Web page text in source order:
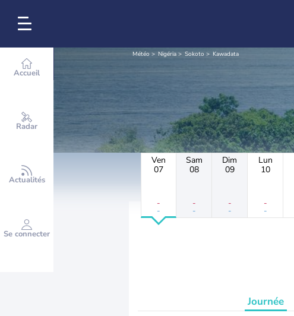
Accueil
Radar
Actualités
Se connecter
Météo Nigéria Sokoto Kawadata
Ven
07
-
-
Sam
08
-
-
Dim
09
-
-
Lun
10
-
-
Journée